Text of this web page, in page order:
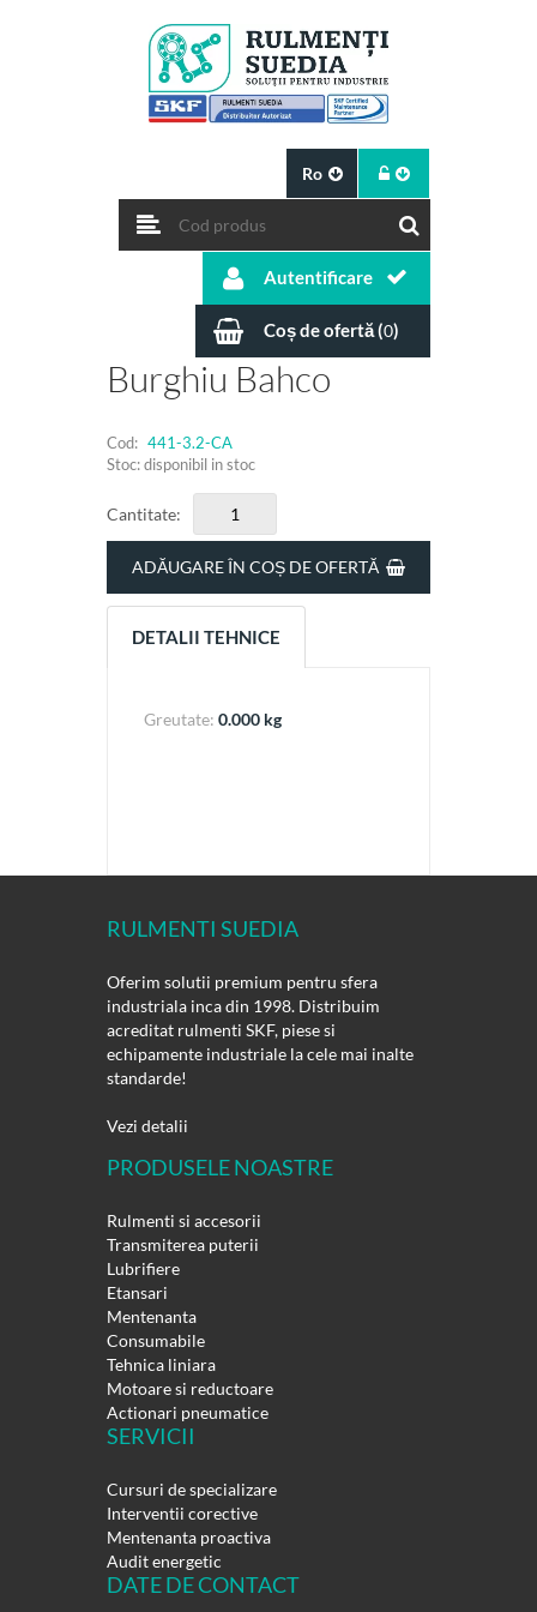
Ro
Autentificare
Coș de ofertă (0)
Burghiu Bahco
Cod: 441-3.2-CA
Stoc: disponibil in stoc
Cantitate:
DETALII TEHNICE
Greutate: 0.000 kg
RULMENTI SUEDIA
Oferim solutii premium pentru sfera
industriala inca din 1998. Distribuim
acreditat rulmenti SKF, piese si
echipamente industriale la cele mai inalte
standarde!
Vezi detalii
PRODUSELE NOASTRE
Rulmenti si accesorii
Transmiterea puterii
Lubrifiere
Etansari
Mentenanta
Consumabile
Tehnica liniara
Motoare si reductoare
Actionari pneumatice
SERVICII
Cursuri de specializare
Interventii corective
Mentenanta proactiva
Audit energetic
DATE DE CONTACT